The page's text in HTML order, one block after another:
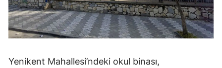
Yenikent Mahallesi’ndeki okul binası,